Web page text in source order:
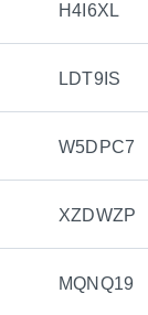
H4I6XL
LDT9IS
W5DPC7
XZDWZP
MQNQ19